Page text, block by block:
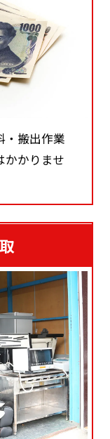
・搬出作業
かかりませ